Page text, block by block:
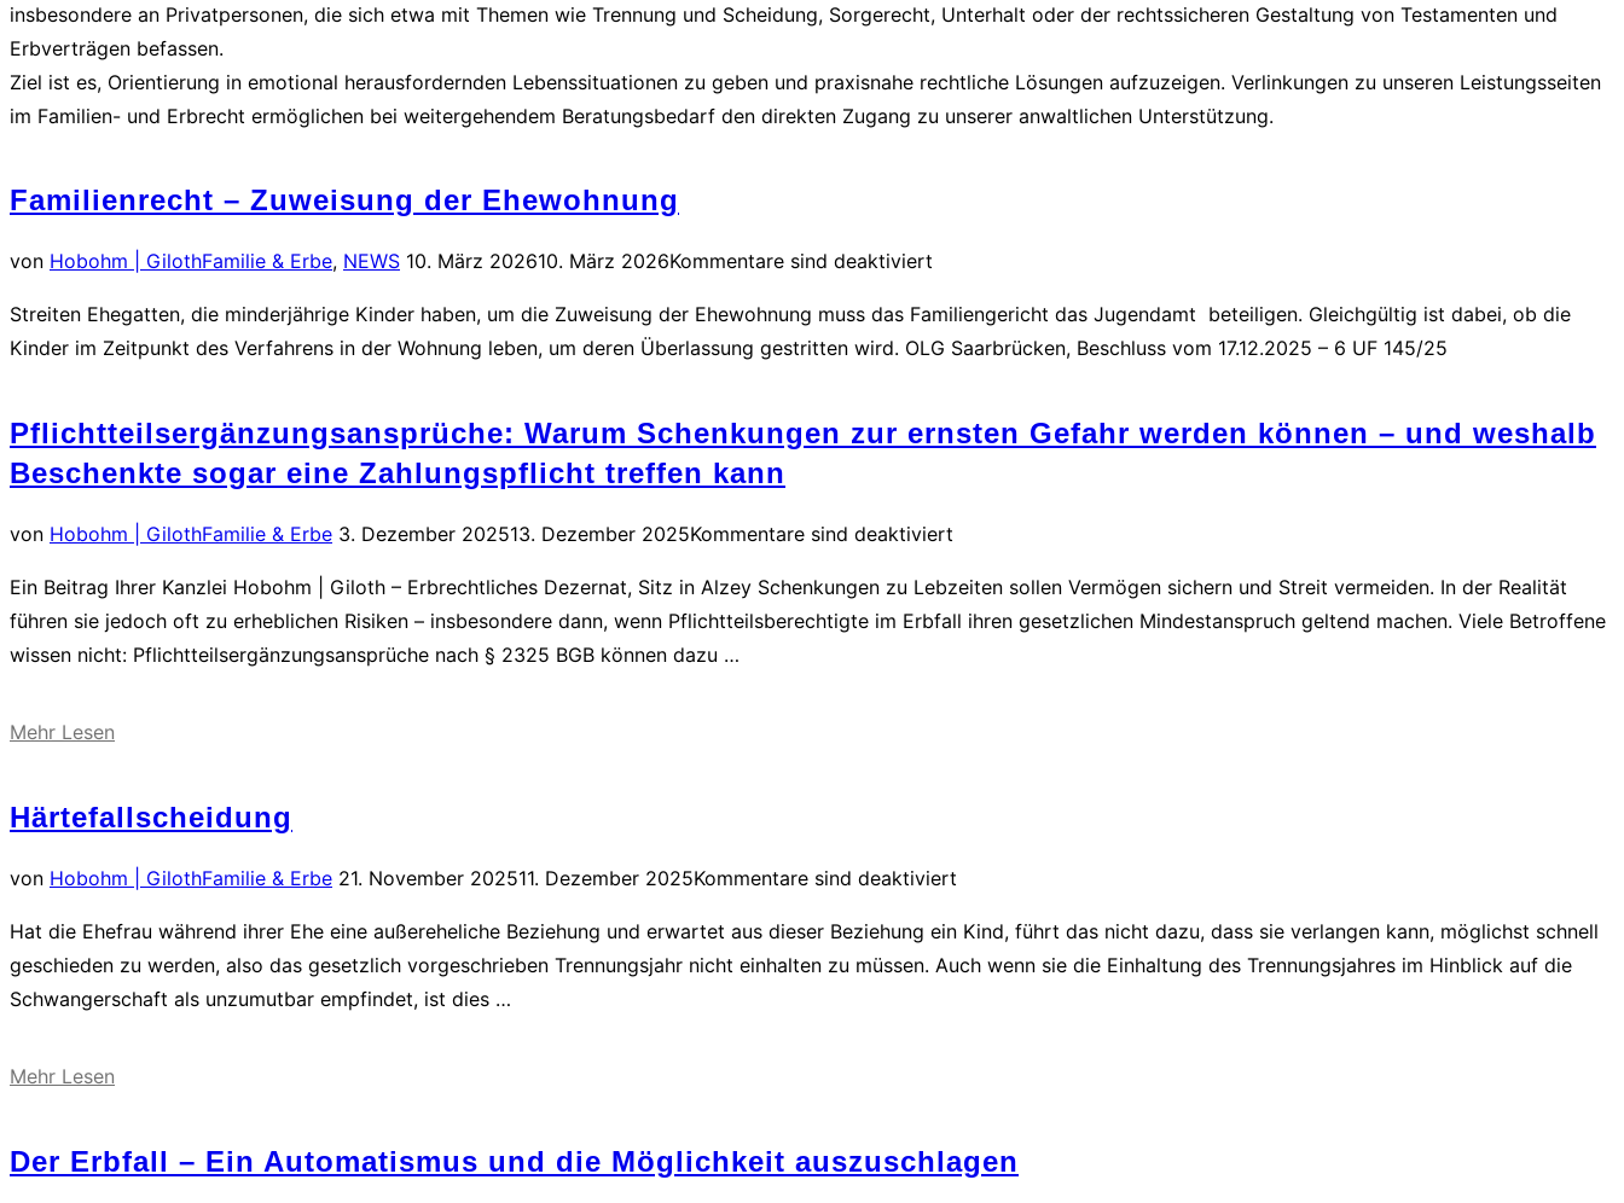
insbesondere an Privatpersonen, die sich etwa mit Themen wie Trennung und Scheidung, Sorgerecht, Unterhalt oder der rechtssicheren Gestaltung von Testamenten und
Erbverträgen befassen.
Ziel ist es, Orientierung in emotional herausfordernden Lebenssituationen zu geben und praxisnahe rechtliche Lösungen aufzuzeigen. Verlinkungen zu unseren Leistungsseiten
im Familien- und Erbrecht ermöglichen bei weitergehendem Beratungsbedarf den direkten Zugang zu unserer anwaltlichen Unterstützung.
Familienrecht – Zuweisung der Ehewohnung
von Hobohm | GilothFamilie & Erbe, NEWSVeröffentlicht
10. März 202610. März 2026Kommentare sind deaktiviert
Streiten Ehegatten, die minderjährige Kinder haben, um die Zuweisung der Ehewohnung muss das Familiengericht das Jugendamt beteiligen. Gleichgültig ist dabei, ob die
Kinder im Zeitpunkt des Verfahrens in der Wohnung leben, um deren Überlassung gestritten wird. OLG Saarbrücken, Beschluss vom 17.12.2025 – 6 UF 145/25
Pflichtteilsergänzungsansprüche: Warum Schenkungen zur ernsten Gefahr werden können – und weshalb
Beschenkte sogar eine Zahlungspflicht treffen kann
von Hobohm | GilothFamilie & ErbeVeröffentlicht
3. Dezember 202513. Dezember 2025Kommentare sind deaktiviert
Ein Beitrag Ihrer Kanzlei Hobohm | Giloth – Erbrechtliches Dezernat, Sitz in Alzey Schenkungen zu Lebzeiten sollen Vermögen sichern und Streit vermeiden. In der Realität
führen sie jedoch oft zu erheblichen Risiken – insbesondere dann, wenn Pflichtteilsberechtigte im Erbfall ihren gesetzlichen Mindestanspruch geltend machen. Viele Betroffene
wissen nicht: Pflichtteilsergänzungsansprüche nach § 2325 BGB können dazu …
Mehr über
Schenkungen
zur
Gefahr
werden
können
und
sogar
Lesen
Härtefallscheidung
von Hobohm | GilothFamilie & ErbeVeröffentlicht
21. November 202511. Dezember 2025Kommentare sind deaktiviert
Hat die Ehefrau während ihrer Ehe eine außereheliche Beziehung und erwartet aus dieser Beziehung ein Kind, führt das nicht dazu, dass sie verlangen kann, möglichst schnell
geschieden zu werden, also das gesetzlich vorgeschrieben Trennungsjahr nicht einhalten zu müssen. Auch wenn sie die Einhaltung des Trennungsjahres im Hinblick auf die
Schwangerschaft als unzumutbar empfindet, ist dies …
Mehr über
Lesen
Der Erbfall – Ein Automatismus und die Möglichkeit auszuschlagen